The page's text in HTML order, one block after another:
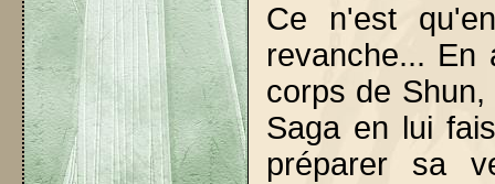
Ce n'est
revanche... En
corps de
Saga en lui
préparer sa